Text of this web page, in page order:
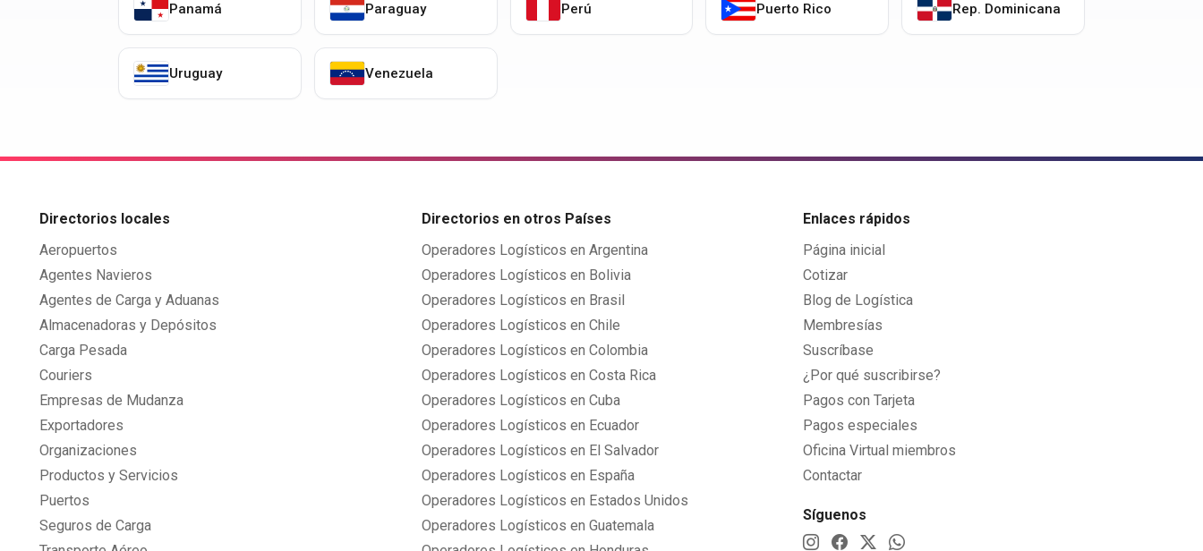
Panamá Paraguay Perú Puerto Rico Rep. Dominicana
Uruguay Venezuela
Directorios locales
Aeropuertos
Agentes Navieros
Agentes de Carga y Aduanas
Almacenadoras y Depósitos
Carga Pesada
Couriers
Empresas de Mudanza
Exportadores
Organizaciones
Productos y Servicios
Puertos
Seguros de Carga
Directorios en otros Países
Operadores Logísticos en Argentina
Operadores Logísticos en Bolivia
Operadores Logísticos en Brasil
Operadores Logísticos en Chile
Operadores Logísticos en Colombia
Operadores Logísticos en Costa Rica
Operadores Logísticos en Cuba
Operadores Logísticos en Ecuador
Operadores Logísticos en El Salvador
Operadores Logísticos en España
Operadores Logísticos en Estados Unidos
Operadores Logísticos en Guatemala
Enlaces rápidos
Página inicial
Cotizar
Blog de Logística
Membresías
Suscríbase
¿Por qué suscribirse?
Pagos con Tarjeta
Pagos especiales
Oficina Virtual miembros
Contactar
Síguenos